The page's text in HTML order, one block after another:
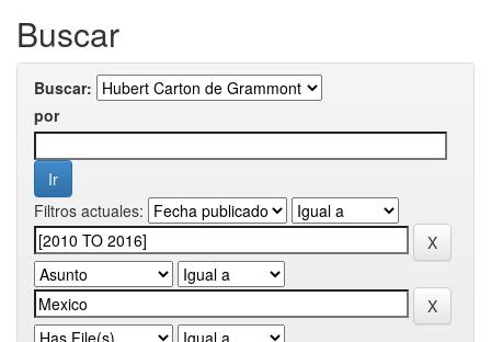
Buscar
Buscar:
por
Filtros actuales: